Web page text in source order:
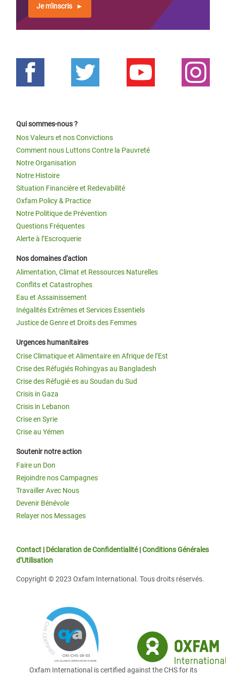
Je m'inscris
Qui sommes-nous ?
Nos Valeurs et nos Convictions
Comment nous Luttons Contre la Pauvreté
Notre Organisation
Notre Histoire
Situation Financière et Redevabilité
Oxfam Policy & Practice
Notre Politique de Prévention
Questions Fréquentes
Alerte à l’Escroquerie
Nos domaines d'action
Alimentation, Climat et Ressources Naturelles
Conflits et Catastrophes
Eau et Assainissement
Inégalités Extrêmes et Services Essentiels
Justice de Genre et Droits des Femmes
Urgences humanitaires
Crise Climatique et Alimentaire en Afrique de l’Est
Crise des Réfugiés Rohingyas au Bangladesh
Crise des Réfugié·es au Soudan du Sud
Crisis in Gaza
Crisis in Lebanon
Crise en Syrie
Crise au Yémen
Soutenir notre action
Faire un Don
Rejoindre nos Campagnes
Travailler Avec Nous
Devenir Bénévole
Relayer nos Messages
Contact | Déclaration de Confidentialité|Conditions Générales
d’Utilisation
Copyright © 2023 Oxfam International. Tous droits réservés.
Oxfam International is certified against the CHS for its